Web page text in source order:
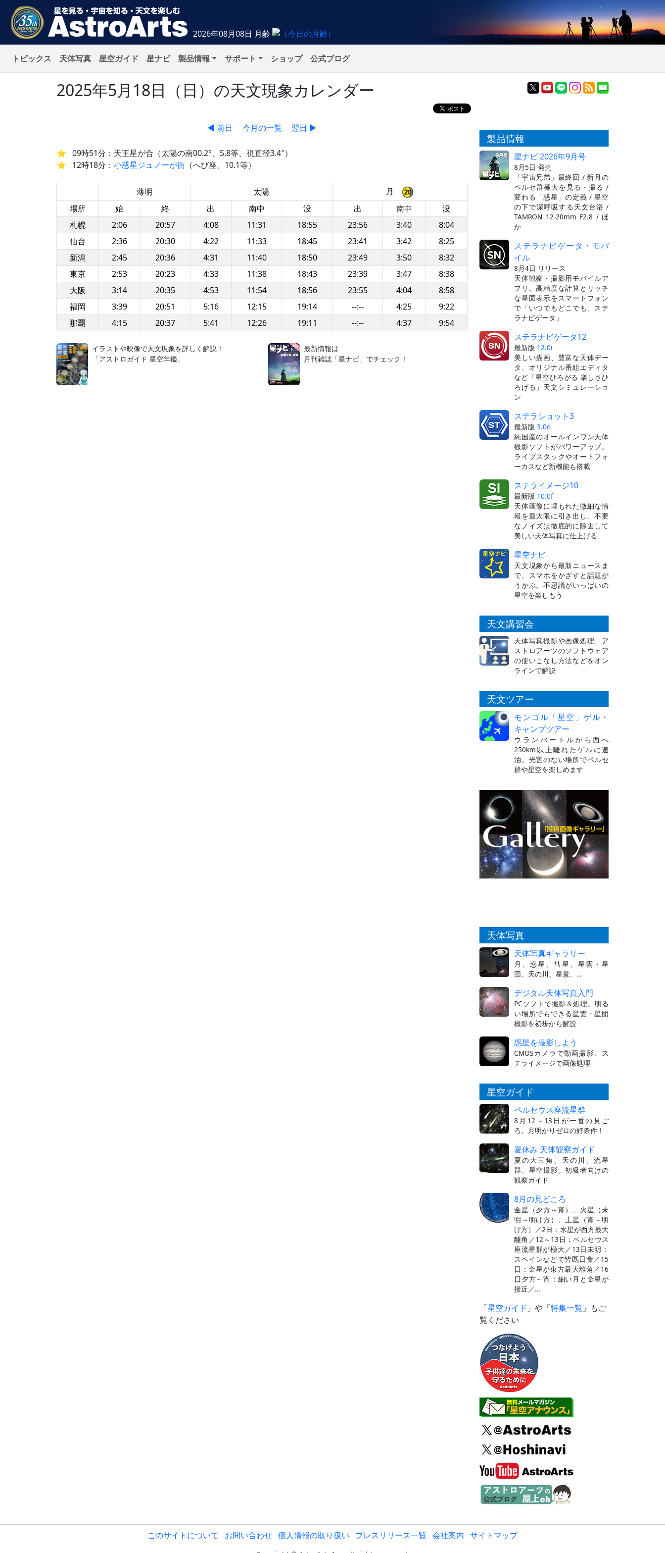
2026年08月08日 月齢
トピックス 天体写真 星空ガイド 星ナビ 製品情報 サポート ショップ 公式ブログ
2025年5月18日（日）の天文現象カレンダー
◀ 前日 今月の一覧 翌日 ▶
09時51分：天王星が合（太陽の南00.2°、5.8等、視直径3.4″）
12時18分： 小惑星ジュノーが衝 （へび座、10.1等）
薄明 太陽
月
場所
始 終 出 南中 没 出 南中
没
札幌
2:06 20:57 4:08 11:31 18:55 23:56 3:40
8:04
仙台
2:36 20:30 4:22 11:33 18:45 23:41 3:42
8:25
新潟
2:45 20:36 4:31 11:40 18:50 23:49 3:50
8:32
東京
2:53 20:23 4:33 11:38 18:43 23:39 3:47
8:38
大阪
3:14 20:35 4:53 11:54 18:56 23:55 4:04
8:58
福岡
3:39 20:51 5:16 12:15 19:14 --:-- 4:25
9:22
那覇
4:15 20:37 5:41 12:26 19:11 --:-- 4:37 9:54
イラストや映像で天文現象を詳しく解説！
「アストロガイド 星空年鑑」
最新情報は
月刊雑誌「星ナビ」でチェック！
製品情報
星ナビ 2026年9月号
8月5日 発売
「宇宙兄弟」最終回 / 新月の
ペルセ群極大を見る・撮る /
変わる「惑星」の定義 / 星空
の下で深呼吸する天文台浴 /
TAMRON 12-20mm F2.8 / ほ
か
ステラナビゲータ・モバ
イル
8月4日 リリース
天体観察・撮影用モバイルア
プリ。高精度な計算とリッチ
な星図表示をスマートフォン
で「いつでもどこでも、ステ
ラナビゲータ」
ステラナビゲータ12
最新版 12.0i
美しい描画、豊富な天体デー
タ、オリジナル番組エディタ
など「星空ひろがる 楽しさひ
ろげる」天文シミュレーショ
ン
ステラショット3
最新版 3.0o
純国産のオールインワン天体
撮影ソフトがパワーアップ。
ライブスタックやオートフォ
ーカスなど新機能も搭載
ステライメージ10
最新版 10.0f
天体画像に埋もれた微細な情
報を最大限に引き出し、不要
なノイズは徹底的に除去して
美しい天体写真に仕上げる
星空ナビ
天文現象から最新ニュースま
で、スマホをかざすと話題が
うかぶ。不思議がいっぱいの
星空を楽しもう
天文講習会
天体写真撮影や画像処理、ア
ストロアーツのソフトウェア
の使いこなし方法などをオン
ラインで解説
天文ツアー
モンゴル「星空」ゲル・
キャンプツアー
ウランバートルから西へ
250km以上離れたゲルに連
泊。光害のない場所でペルセ
群や星空を楽しめます
天体写真
天体写真ギャラリー
月、惑星、彗星、星雲・星
団、天の川、星景、…
デジタル天体写真入門
PCソフトで撮影＆処理。明る
い場所でもできる星雲・星団
撮影を初歩から解説
惑星を撮影しよう
CMOSカメラで動画撮影、ス
テライメージで画像処理
星空ガイド
ペルセウス座流星群
8月12～13日が一番の見ご
ろ。月明かりゼロの好条件！
夏休み 天体観察ガイド
夏の大三角、天の川、流星
群、星空撮影。初級者向けの
観察ガイド
8月の見どころ
金星（夕方～宵）、火星（未
明～明け方）、土星（宵～明
け方）／2日：水星が西方最大
離角／12～13日：ペルセウス
座流星群が極大／13日未明：
スペインなどで皆既日食／15
日：金星が東方最大離角／16
日夕方～宵：細い月と金星が
接近／…
「星空ガイド 」や「特集一覧 」もご
覧ください
このサイトについて お問い合わせ 個人情報の取り扱い プレスリリース一覧 会社案内 サイトマップ